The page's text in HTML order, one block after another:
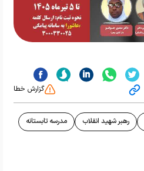
گزارش خطا
رهبر شهید انقلاب مدرسه تابستانه